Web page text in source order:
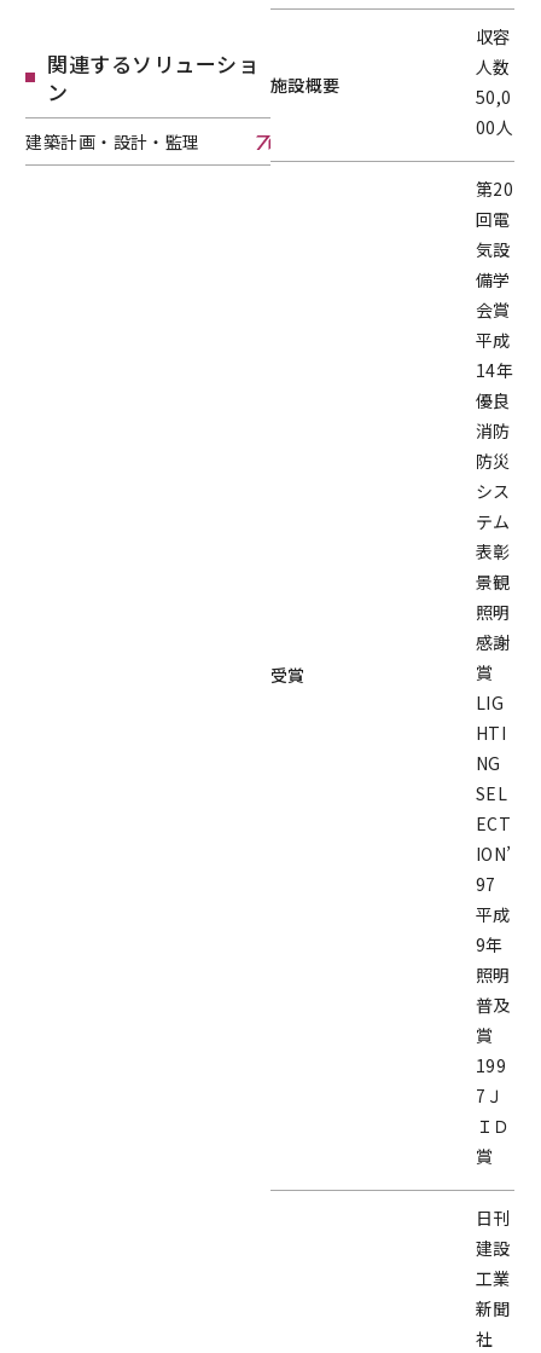
関連するソリューショ
ン
建築計画・設計・監理
施設概要
収容
人数
50,0
00人
受賞
第20
回電
気設
備学
会賞
平成
14年
優良
消防
防災
シス
テム
表彰
景観
照明
感謝
賞
LIG
HTI
NG
SEL
ECT
ION’
97
平成
9年
照明
普及
賞
199
7Ｊ
ＩＤ
賞
日刊
建設
工業
新聞
社